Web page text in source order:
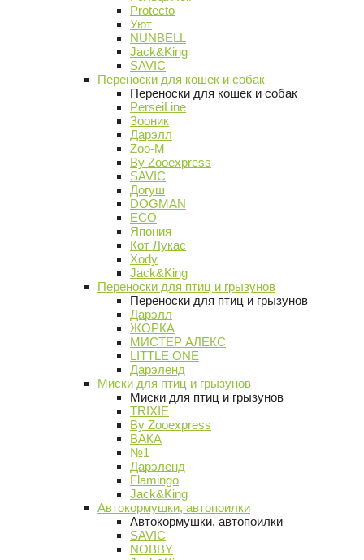
Protecto
Уют
NUNBELL
Jack&King
SAVIC
Переноски для кошек и собак
Переноски для кошек и собак
PerseiLine
Зооник
Дарэлл
Zoo-M
By Zooexpress
SAVIC
Догуш
DOGMAN
ECO
Япония
Кот Лукас
Xody
Jack&King
Переноски для птиц и грызунов
Переноски для птиц и грызунов
Дарэлл
ЖОРКА
МИСТЕР АЛЕКС
LITTLE ONE
Дарэленд
Миски для птиц и грызунов
Миски для птиц и грызунов
TRIXIE
By Zooexpress
ВАКА
№1
Дарэленд
Flamingo
Jack&King
Автокормушки, автопоилки
Автокормушки, автопоилки
SAVIC
NOBBY